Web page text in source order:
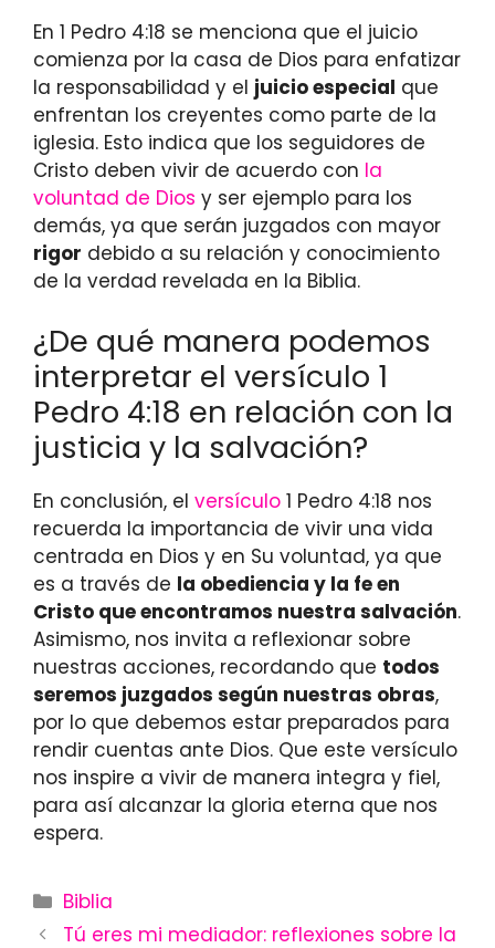
En 1 Pedro 4:18 se menciona que el juicio
comienza por la casa de Dios para enfatizar
la responsabilidad y el juicio especial que
enfrentan los creyentes como parte de la
iglesia. Esto indica que los seguidores de
Cristo deben vivir de acuerdo con la
voluntad de Dios y ser ejemplo para los
demás, ya que serán juzgados con mayor
rigor debido a su relación y conocimiento
de la verdad revelada en la Biblia.
¿De qué manera podemos
interpretar el versículo 1
Pedro 4:18 en relación con la
justicia y la salvación?
En conclusión, el versículo 1 Pedro 4:18 nos
recuerda la importancia de vivir una vida
centrada en Dios y en Su voluntad, ya que
es a través de la obediencia y la fe en
Cristo que encontramos nuestra salvación.
Asimismo, nos invita a reflexionar sobre
nuestras acciones, recordando que todos
seremos juzgados según nuestras obras,
por lo que debemos estar preparados para
rendir cuentas ante Dios. Que este versículo
nos inspire a vivir de manera integra y fiel,
para así alcanzar la gloria eterna que nos
espera.
Categories
Biblia
Tú eres mi mediador: reflexiones sobre la